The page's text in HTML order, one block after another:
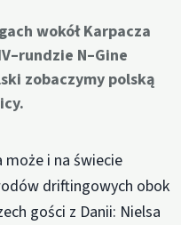
wokół Karpacza
N–Gine
zobaczymy polską
może i na świecie
driftingowych obok
gości z Danii: Nielsa